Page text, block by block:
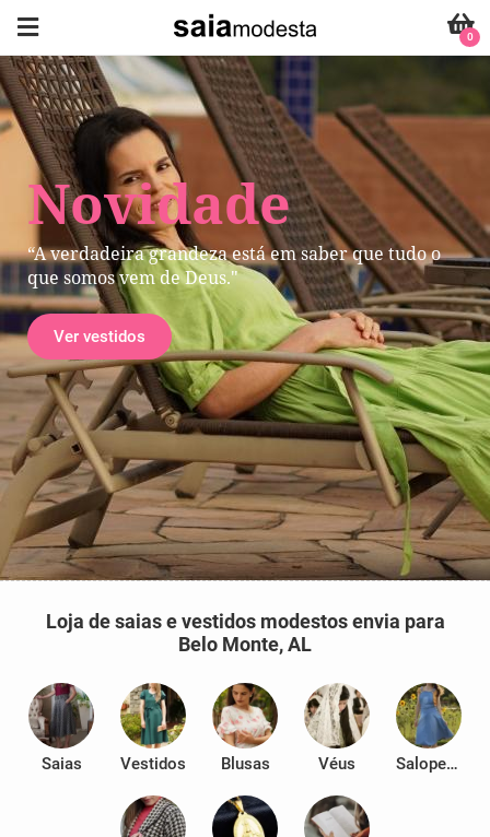
Novidade
“A verdadeira grandeza está em saber que tudo o
que somos vem de Deus."
Ver vestidos
0
Loja de saias e vestidos modestos envia para
Belo Monte, AL
Saias Vestidos Blusas Véus Salopetes